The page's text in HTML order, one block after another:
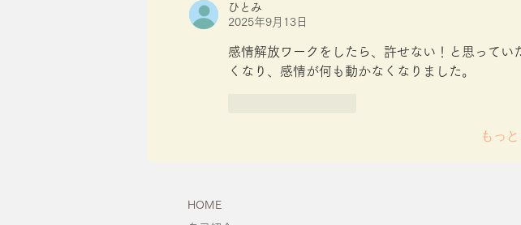
ひとみ
2025年9月13日
感情解放ワークをしたら、許せない！と思って
くなり、感情が何も動かなくなりました。
もっ
HOME